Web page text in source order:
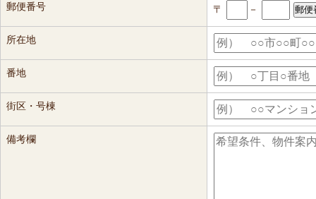
郵便番号 〒 －
所在地
番地
街区・号棟
備考欄